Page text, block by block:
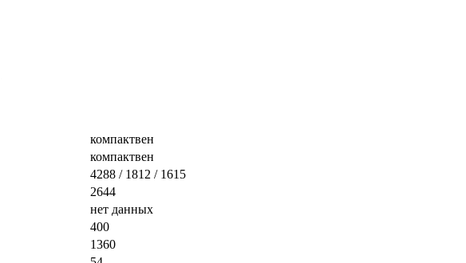
компактвен
компактвен
4288 / 1812 / 1615
2644
нет данных
400
1360